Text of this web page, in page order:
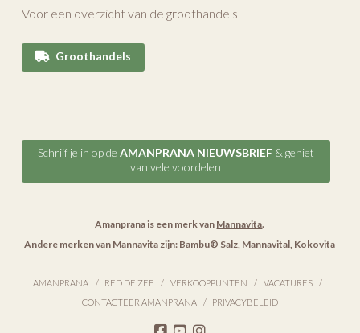
Voor een overzicht van de groothandels
Groothandels
Schrijf je in op de AMANPRANA NIEUWSBRIEF& geniet
van vele voordelen
Amanprana is een merk van Mannavita.
Andere merken van Mannavita zijn: Bambu® Salz, Mannavital, Kokovita
AMANPRANA RED DE ZEE VERKOOPPUNTEN
VACATURES
CONTACTEER AMANPRANA
PRIVACYBELEID